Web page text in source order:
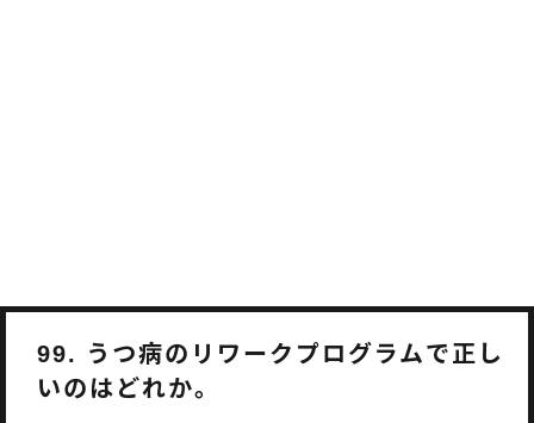
99. うつ病のリワークプログラムで正し
いのはどれか。